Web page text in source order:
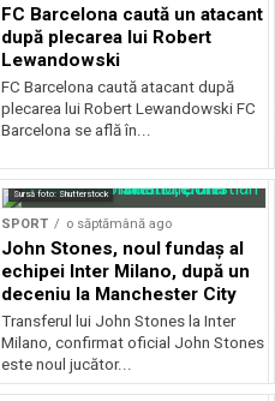
FC Barcelona caută un atacant
după plecarea lui Robert
Lewandowski
FC Barcelona caută atacant după
plecarea lui Robert Lewandowski FC
Barcelona se află în...
Sursă foto: Shutterstock
SPORT o săptămână ago
John Stones, noul fundaș al
echipei Inter Milano, după un
deceniu la Manchester City
Transferul lui John Stones la Inter
Milano, confirmat oficial John Stones
este noul jucător...